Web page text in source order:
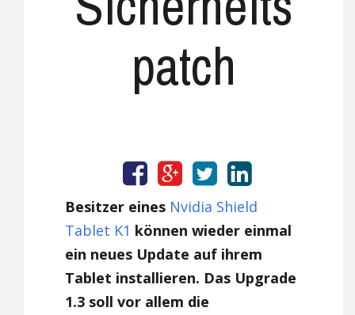
patch
Besitzer eines Nvidia Shield
Tablet K1 können wieder einmal
ein neues Update auf ihrem
Tablet installieren. Das Upgrade
1.3 soll vor allem die